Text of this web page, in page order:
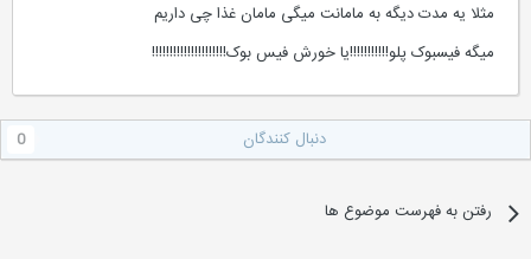
مثلا یه مدت دیگه به مامانت میگی مامان غذا چی داریم
میگه فیسبوک پلو!!!!!!!!!!!یا خورش فیس بوک!!!!!!!!!!!!!!!!!!!!!
دنبال کنندگان
رفتن به فهرست موضوع ها